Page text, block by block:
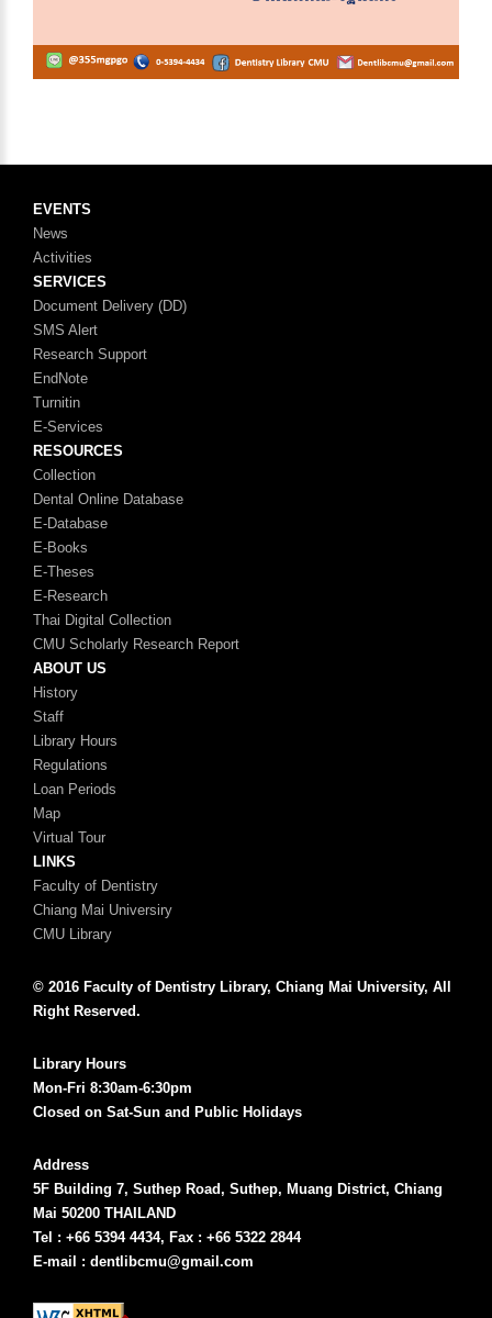
EVENTS
News
Activities
SERVICES
Document Delivery (DD)
SMS Alert
Research Support
EndNote
Turnitin
E-Services
RESOURCES
Collection
Dental Online Database
E-Database
E-Books
E-Theses
E-Research
Thai Digital Collection
CMU Scholarly Research Report
ABOUT US
History
Staff
Library Hours
Regulations
Loan Periods
Map
Virtual Tour
LINKS
Faculty of Dentistry
Chiang Mai Universiry
CMU Library
© 2016 Faculty of Dentistry Library, Chiang Mai University, All
Right Reserved.
Library Hours
Mon-Fri 8:30am-6:30pm
Closed on Sat-Sun and Public Holidays
Address
5F Building 7, Suthep Road, Suthep, Muang District, Chiang
Mai 50200 THAILAND
Tel : +66 5394 4434, Fax : +66 5322 2844
E-mail : dentlibcmu@gmail.com